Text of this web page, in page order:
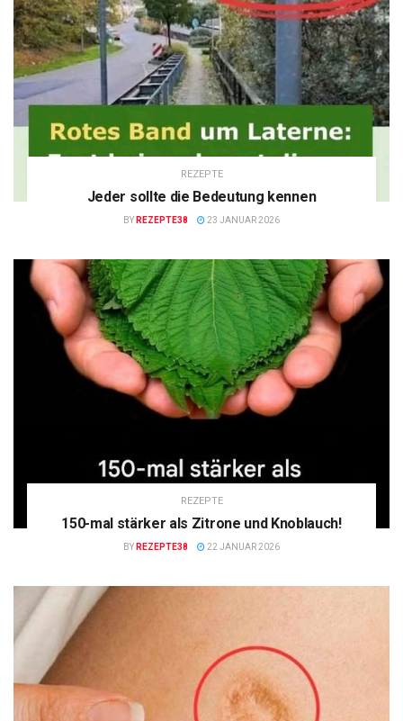
REZEPTE
Jeder sollte die Bedeutung kennen
BY REZEPTE38 23 JANUAR 2026
REZEPTE
150-mal stärker als Zitrone und Knoblauch!
BY REZEPTE38 22 JANUAR 2026